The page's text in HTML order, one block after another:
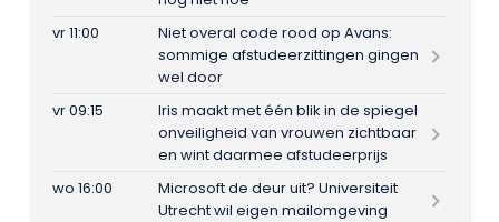
vr 11:00
Niet overal code rood op Avans:
sommige afstudeerzittingen gingen
wel door
vr 09:15
Iris maakt met één blik in de spiegel
onveiligheid van vrouwen zichtbaar
en wint daarmee afstudeerprijs
wo 16:00
Microsoft de deur uit? Universiteit
Utrecht wil eigen mailomgeving